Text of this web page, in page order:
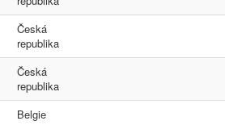
Česká
republika
Česká
republika
Belgie